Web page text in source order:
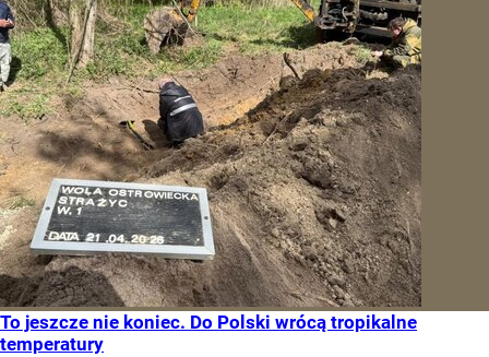
To jeszcze nie koniec. Do Polski wrócą tropikalne
temperatury